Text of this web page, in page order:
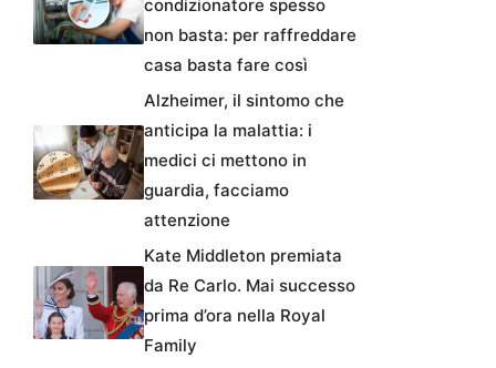
condizionatore spesso
non basta: per raffreddare
casa basta fare così
Alzheimer, il sintomo che
anticipa la malattia: i
medici ci mettono in
guardia, facciamo
attenzione
Kate Middleton premiata
da Re Carlo. Mai successo
prima d’ora nella Royal
Family